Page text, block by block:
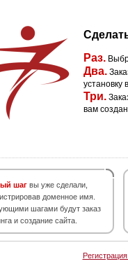
Раз.
Два.
установку
Три.
вам
шаг вы уже сделали,
доменное имя.
шагами будут заказ
и создание сайта.